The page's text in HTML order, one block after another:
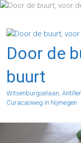
Ga
de
inhoud
Door de
buurt
Witsenburgselaan,
Curacaoweg in Nijmegen